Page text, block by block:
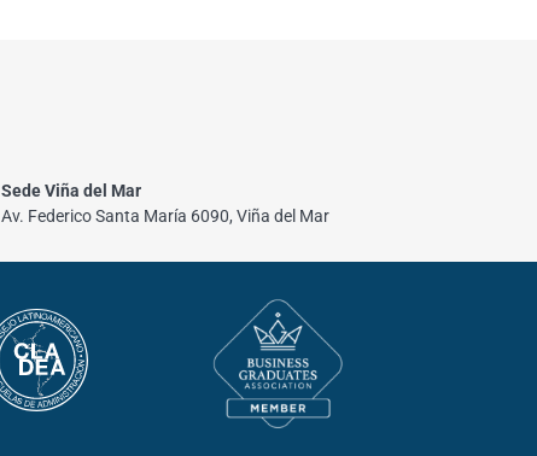
Sede Viña del Mar
Av. Federico Santa María 6090, Viña del Mar